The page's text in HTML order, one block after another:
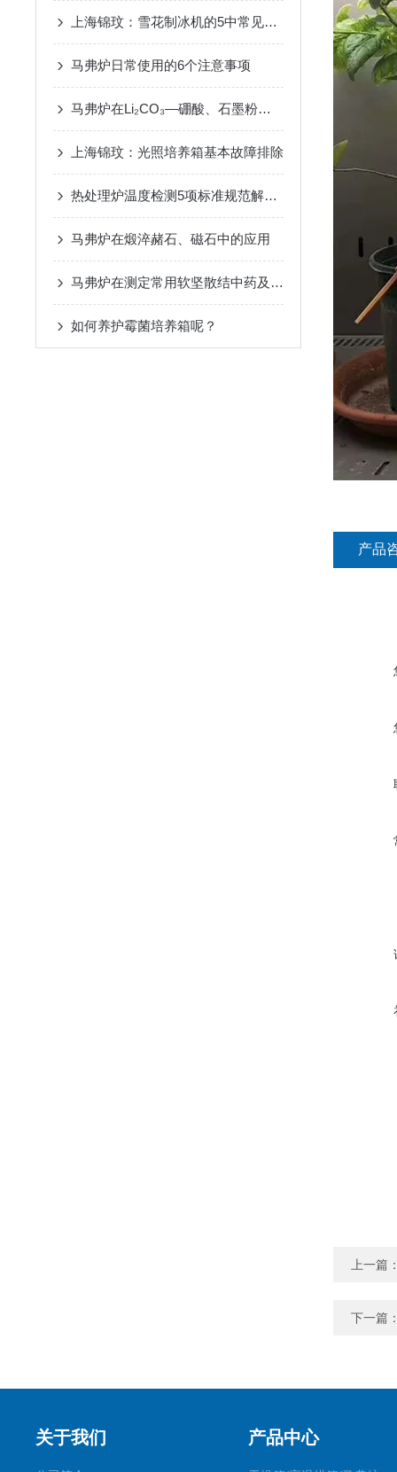
上海锦玟：雪花制冰机的5中常见故障维修办法
马弗炉日常使用的6个注意事项
马弗炉在Li₂CO₃—硼酸、石墨粉坩埚熔样法中的用途
上海锦玟：光照培养箱基本故障排除
热处理炉温度检测5项标准规范解读三
马弗炉在煅淬赭石、磁石中的应用
马弗炉在测定常用软坚散结中药及复方的碘含量。中的应用
如何养护霉菌培养箱呢？
产品
上一篇
下一篇
关于我们 产品中心